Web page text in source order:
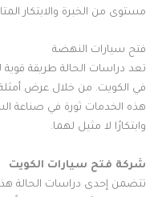
مستوى من الخبرة والابتكار
فتح سيارات النهضة
تعد دراسات الحالة طريقة قوية
في الكويت. من خلال عرض
هذه الخدمات ثورة في صناعة
وابتكارًا لا مثيل لهما.
شركة فتح سيارات الكويت
تتضمن إحدى دراسات الحالة